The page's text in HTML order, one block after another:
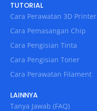
TUTORIAL
Cara Perawatan 3D Printer
Cara Pemasangan Chip
Cara Pengisian Tinta
Cara Pengisian Toner
Cara Perawatan Filament
LAINNYA
Tanya Jawab (FAQ)